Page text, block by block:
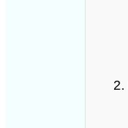
2.